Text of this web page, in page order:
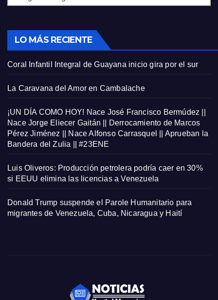
LO MÁS RECIENTE
Coral Infantil Integral de Guayana inicio gira por el sur
La Caravana del Amor en Cambalache
¡UN DÍA COMO HOY! Nace José Francisco Bermúdez ||
Nace Jorge Eliecer Gaitán || Derrocamiento de Marcos
Pérez Jiménez || Nace Alfonso Carrasquel || Aprueban la
Bandera del Zulia || #23ENE
Luis Oliveros: Producción petrolera podría caer en 30%
si EEUU elimina las licencias a Venezuela
Donald Trump suspende el Parole Humanitario para
migrantes de Venezuela, Cuba, Nicaragua y Haití